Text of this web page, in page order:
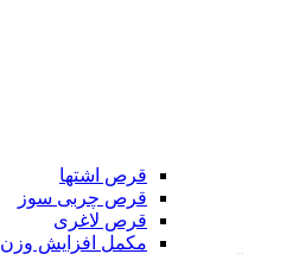
قرص اشتها
قرص چربی سوز
قرص لاغری
مکمل افزایش وزن